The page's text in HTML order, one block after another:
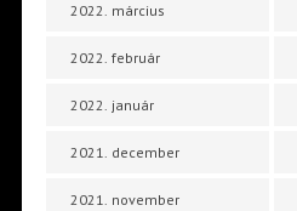
2022. március
2022. február
2022. január
2021. december
2021. november